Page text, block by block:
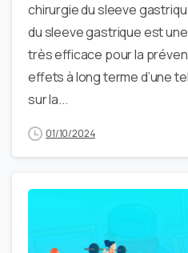
chirurgie du sleeve
du sleeve gastrique est
très efficace pour la
effets à long terme d’une
sur la...
01/10/2024